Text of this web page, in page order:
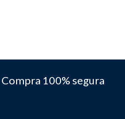
Compra 100% segura